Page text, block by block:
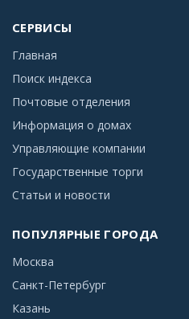
СЕРВИСЫ
Главная
Поиск индекса
Почтовые отделения
Информация о домах
Управляющие компании
Государственные торги
Статьи и новости
ПОПУЛЯРНЫЕ ГОРОДА
Москва
Санкт-Петербург
Казань